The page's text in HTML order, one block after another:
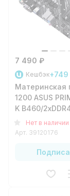
7 490 ₽
Кешбэк
Материнская
1200 ASUS
K B460/
e16/2xPCI-
e1/6xSATA3/
Нет в наличии
Арт. 39120176